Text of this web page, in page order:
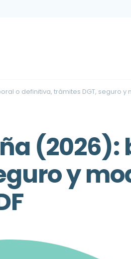
o definitiva, trámites DGT, seguro y
y